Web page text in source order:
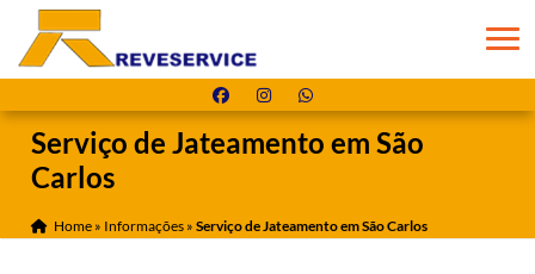
Serviço de Jateamento em São
Carlos
Home » Informações »Serviço de Jateamento em São Carlos